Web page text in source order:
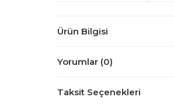
Ürün Bilgisi
Yorumlar (0)
Taksit Seçenekleri